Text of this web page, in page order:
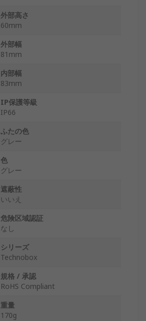
外部高さ
60mm
外部幅
81mm
内部幅
83mm
IP保護等級
IP66
ふたの色
グレー
色
グレー
遮蔽性
いいえ
危険区域認証
なし
シリーズ
Technobox
規格 / 承認
RoHS Compliant
重量
170g